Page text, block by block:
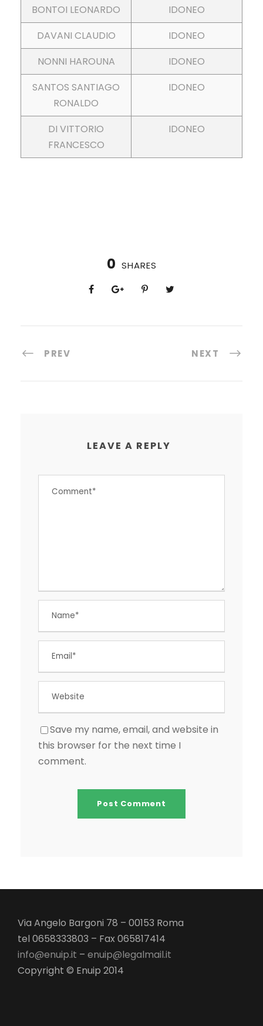
BONTOI LEONARDO
IDONEO
DAVANI CLAUDIO
IDONEO
NONNI HAROUNA
IDONEO
SANTOS SANTIAGO
RONALDO
IDONEO
DI VITTORIO
FRANCESCO
IDONEO
0 SHARES
PREV NEXT
LEAVE A REPLY
Save my name, email, and website in
this browser for the next time I
comment.
Via Angelo Bargoni 78 – 00153 Roma
tel 0658333803 – Fax 065817414
info@enuip.it – enuip@legalmail.it
Copyright © Enuip 2014